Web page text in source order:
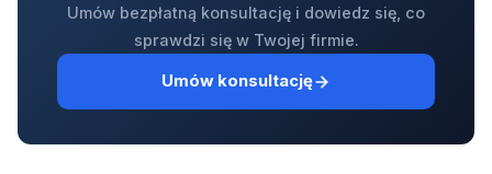
Umów bezpłatną konsultację i dowiedz się, co
sprawdzi się w Twojej firmie.
Umów konsultację